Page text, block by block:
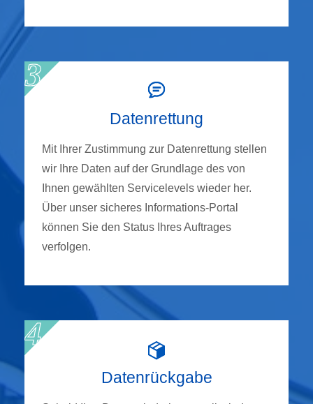
Datenrettung
Mit Ihrer Zustimmung zur Datenrettung stellen
wir Ihre Daten auf der Grundlage des von
Ihnen gewählten Servicelevels wieder her.
Über unser sicheres Informations-Portal
können Sie den Status Ihres Auftrages
verfolgen.
Datenrückgabe